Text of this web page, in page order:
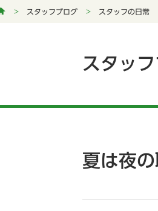
スタッフブログ スタッフの日常
スタッ
夏は夜